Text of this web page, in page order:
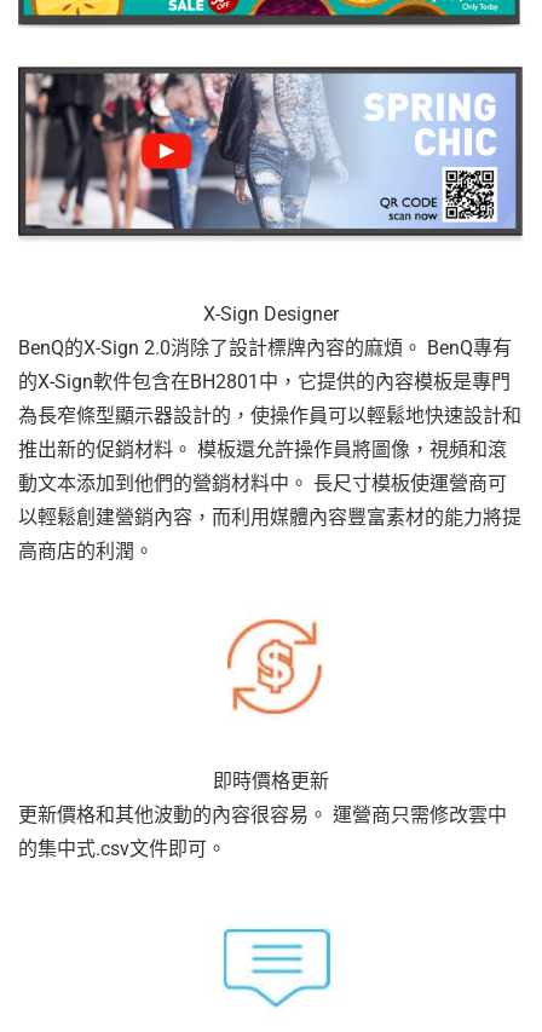
X-Sign Designer
BenQ的X-Sign 2.0消除了設計標牌內容的麻煩。 BenQ專有
的X-Sign軟件包含在BH2801中，它提供的內容模板是專門
為長窄條型顯示器設計的，使操作員可以輕鬆地快速設計和
推出新的促銷材料。 模板還允許操作員將圖像，視頻和滾
動文本添加到他們的營銷材料中。 長尺寸模板使運營商可
以輕鬆創建營銷內容，而利用媒體內容豐富素材的能力將提
高商店的利潤。
即時價格更新
更新價格和其他波動的內容很容易。 運營商只需修改雲中
的集中式.csv文件即可。